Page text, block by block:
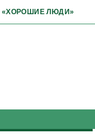
«ХОРОШИЕ ЛЮДИ»